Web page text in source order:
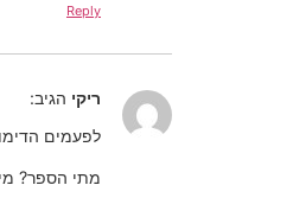
Reply
ריקי הגיב:
לפעמים
מתי הספר? מי